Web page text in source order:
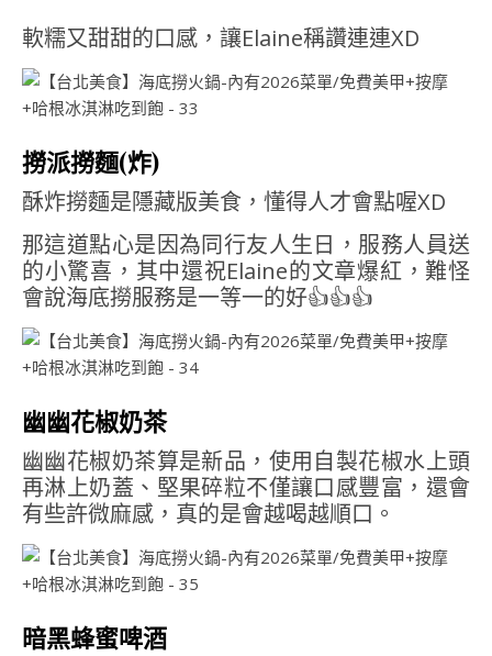
軟糯又甜甜的口感，讓Elaine稱讚連連XD
撈派撈麵(炸)
酥炸撈麵是隱藏版美食，懂得人才會點喔XD
那這道點心是因為同行友人生日，服務人員送
的小驚喜，其中還祝Elaine的文章爆紅，難怪
會說海底撈服務是一等一的好👍👍👍
幽幽花椒奶茶
幽幽花椒奶茶算是新品，使用自製花椒水上頭
再淋上奶蓋、堅果碎粒不僅讓口感豐富，還會
有些許微麻感，真的是會越喝越順口。
暗黑蜂蜜啤酒